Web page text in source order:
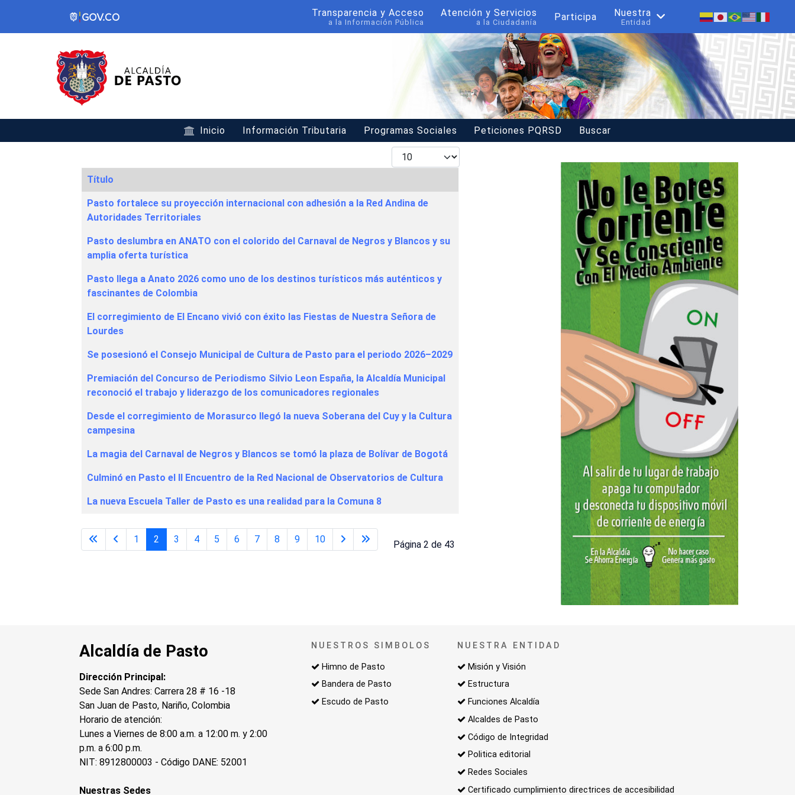
Transparencia y Acceso
a la Información Pública
Atención y Servicios
a la Ciudadanía Participa Nuestra
Entidad
Inicio Información Tributaria Programas Sociales Peticiones PQRSD
Buscar
Mostrar #
Articles
Título
Pasto fortalece su proyección internacional con adhesión a la Red Andina de
Autoridades Territoriales
Pasto deslumbra en ANATO con el colorido del Carnaval de Negros y Blancos y su
amplia oferta turística
Pasto llega a Anato 2026 como uno de los destinos turísticos más auténticos y
fascinantes de Colombia
El corregimiento de El Encano vivió con éxito las Fiestas de Nuestra Señora de
Lourdes
Se posesionó el Consejo Municipal de Cultura de Pasto para el periodo 2026–2029
Premiación del Concurso de Periodismo Silvio Leon España, la Alcaldía Municipal
reconoció el trabajo y liderazgo de los comunicadores regionales
Desde el corregimiento de Morasurco llegó la nueva Soberana del Cuy y la Cultura
campesina
La magia del Carnaval de Negros y Blancos se tomó la plaza de Bolívar de Bogotá
Culminó en Pasto el II Encuentro de la Red Nacional de Observatorios de Cultura
La nueva Escuela Taller de Pasto es una realidad para la Comuna 8
Página 2 de 43
1 2 3 4 5 6 7 8 9 10
Alcaldía de Pasto
Dirección Principal:
Sede San Andres: Carrera 28 # 16 -18
San Juan de Pasto, Nariño, Colombia
Horario de atención:
Lunes a Viernes de 8:00 a.m. a 12:00 m. y 2:00
p.m. a 6:00 p.m.
NIT: 8912800003 - Código DANE: 52001
Nuestras Sedes
NUESTROS SIMBOLOS
Himno de Pasto
Bandera de Pasto
Escudo de Pasto
NUESTRA ENTIDAD
Misión y Visión
Estructura
Funciones Alcaldía
Alcaldes de Pasto
Código de Integridad
Politica editorial
Redes Sociales
Certificado cumplimiento directrices de accesibilidad